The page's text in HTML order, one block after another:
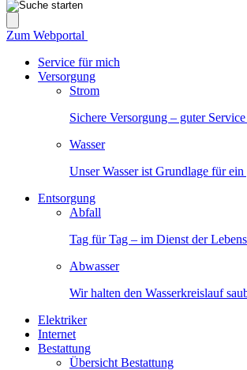
Zum Webportal
Service für mich
Versorgung
Strom
Sichere Versorgung – guter
Wasser
Unser Wasser ist Grundlage für ein
Entsorgung
Abfall
Tag für Tag – im Dienst der
Abwasser
Wir halten den Wasserkreislauf
Elektriker
Internet
Bestattung
Übersicht Bestattung